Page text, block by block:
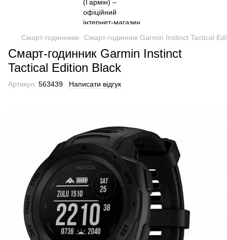
Смарт-годинники Смарт-годинник Garmin Instinct Tactical
Смарт-годинник Garmin Instinct
Tactical Edition Black
Артикул: 563439 Написати відгук